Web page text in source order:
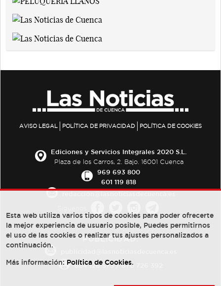
AVISO LEGAL POLÍTICA DE PRIVACIDAD POLÍTICA DE COOKIES
Ediciones y Servicios Integrales 2020 S.L.
Plaza de los Carros, 2. Bajo. 16001 Cuenca
969 693 800
601 119 818
PUBLICIDAD:
684 126 573/670 726 392
Esta web utiliza varios tipos de cookies para poder ofrecerte
la mejor experiencia de usuario posible, Puedes permitirnos
el uso de las cookies o realizar tus ajustes personalizados a
continuación.
Más información: Política de Cookies.